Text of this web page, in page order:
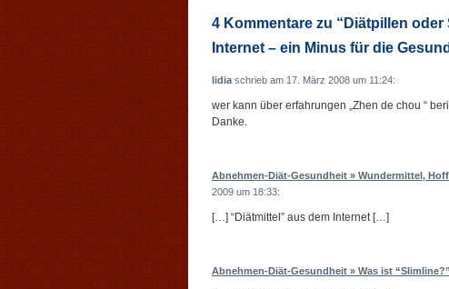
4 Kommentare zu “Diätpillen
Internet – ein Minus für die
lidia schrieb am 17. März 2008 um 11:24:
wer kann über erfahrungen „Zhen de chou “
Danke.
Abnehmen-Diät-Gesundheit » Wundermittel,
2009 um 18:33:
[…] “Diätmittel” aus dem Internet […]
Abnehmen-Diät-Gesundheit » Was ist “Slimline?”